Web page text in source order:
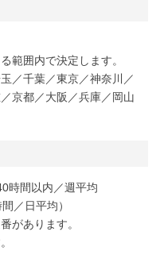
範囲内で決定します。
／千葉／東京／神奈川／
京都／大阪／兵庫／岡山
時間以内／週平均
／日平均）
があります。